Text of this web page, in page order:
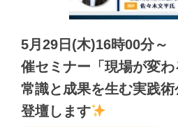
5月29日(木)16時00分
催セミナー「現場が変
常識と成果を生む実践
登壇します